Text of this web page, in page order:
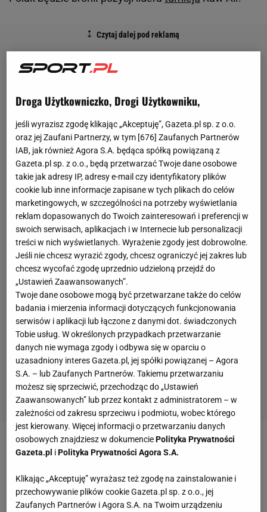
Raw Air.Polskadruga, ale Norwegia w Vikersund
Johansson i jego koledzy. Czy Stoch może ich
pokonać?
Droga Użytkowniczko, Drogi Użytkowniku,
jeśli wyrazisz zgodę klikając „Akceptuję”, Gazeta.pl sp. z o.o.
oraz jej Zaufani Partnerzy, w tym [676] Zaufanych Partnerów
IAB, jak również Agora S.A. będąca spółką powiązaną z
Gazeta.pl sp. z o.o., będą przetwarzać Twoje dane osobowe
takie jak adresy IP, adresy e-mail czy identyfikatory plików
cookie lub inne informacje zapisane w tych plikach do celów
marketingowych, w szczególności na potrzeby wyświetlania
reklam dopasowanych do Twoich zainteresowań i preferencji w
swoich serwisach, aplikacjach i w Internecie lub personalizacji
treści w nich wyświetlanych. Wyrażenie zgody jest dobrowolne.
Jeśli nie chcesz wyrazić zgody, chcesz ograniczyć jej zakres lub
chcesz wycofać zgodę uprzednio udzieloną przejdź do
„Ustawień Zaawansowanych”.
Twoje dane osobowe mogą być przetwarzane także do celów
badania i mierzenia informacji dotyczących funkcjonowania
serwisów i aplikacji lub łączone z danymi dot. świadczonych
Tobie usług. W określonych przypadkach przetwarzanie
danych nie wymaga zgody i odbywa się w oparciu o
uzasadniony interes Gazeta.pl, jej spółki powiązanej – Agora
S.A. – lub Zaufanych Partnerów. Takiemu przetwarzaniu
możesz się sprzeciwić, przechodząc do „Ustawień
Zaawansowanych” lub przez kontakt z administratorem – w
zależności od zakresu sprzeciwu i podmiotu, wobec którego
jest kierowany. Więcej informacji o przetwarzaniu danych
osobowych znajdziesz w dokumenciePolityka Prywatności
Gazeta.pl iPolityka Prywatności Agora S.A.
Klikając „Akceptuję” wyrażasz też zgodę na zainstalowanie i
przechowywanie plików cookie Gazeta.pl sp. z o.o., jej
Zaufanych Partnerów i Agora S.A. na Twoim urządzeniu